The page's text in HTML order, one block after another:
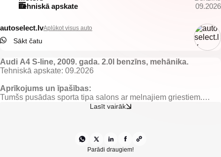
Tehniskā apskate
09.2026
autoselect.lvAplūkot visus auto
Sākt čatu
Audi A4 S-line, 2009. gada. 2.0l benzīns, mehānika.
Tehniskā apskate: 09.2026
Aprīkojums un īpašības:
Tumšs pusādas sporta tipa salons ar melnajiem griestiem.
El. regulējamas un apsildāmas priekšējās sēdvietas.
Lasīt vairāk
Parādi draugiem!